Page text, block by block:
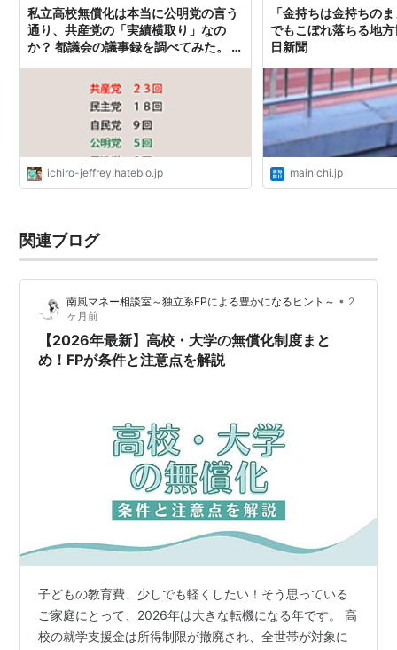
私立高校無償化は本当に公明党の言う
通り、共産党の「実績横取り」なの
か？ 都議会の議事録を調べてみた。 -
ichiro-jeffrey.hateblo.jp
「金持ちは金持ちの
でもこぼれ落ちる地
日新聞
mainichi.jp
関連ブログ
南風マネー相談室～独立系FPによる豊かになるヒント～ • 2
ヶ月前
【2026年最新】高校・大学の無償化制度まと
め！FPが条件と注意点を解説
子どもの教育費、少しでも軽くしたい！そう思っている
ご家庭にとって、2026年は大きな転機になる年です。 高
校の就学支援金は所得制限が撤廃され、全世帯が対象に